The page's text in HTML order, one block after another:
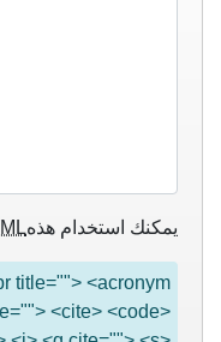
يمكنك استخدام هذه
title=""> <acronym
<cite> <code>